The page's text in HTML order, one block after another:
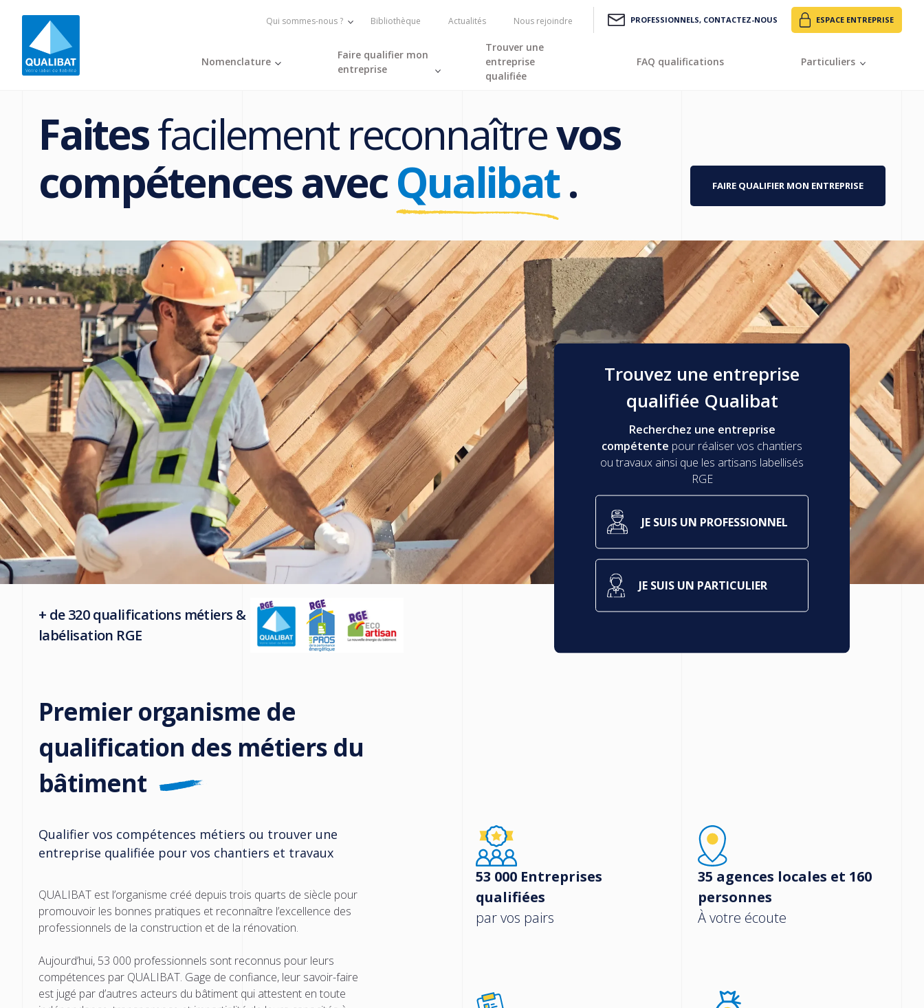
Qui sommes-nous ? Bibliothèque Actualités Nous rejoindre PROFESSIONNELS, CONTACTEZ-NOUS ESPACE ENTREPRISE
Nomenclature
Faire qualifier mon
entreprise
Trouver une
entreprise
qualifiée
FAQ qualifications Particuliers
Faitesfacilement reconnaîtrevos
compétences avecQualibat. FAIRE QUALIFIER MON ENTREPRISE
Trouvez une entreprise
qualifiée Qualibat
Recherchez une entreprise
compétente pour réaliser vos chantiers
ou travaux ainsi que les artisans labellisés
RGE
JE SUIS UN PROFESSIONNEL
JE SUIS UN PARTICULIER
+ de 320 qualifications métiers &
labélisation RGE
Premier organisme de
qualification des métiers du
bâtiment
Qualifier vos compétences métiers ou trouver une
entreprise qualifiée pour vos chantiers et travaux
QUALIBAT est l’organisme créé depuis trois quarts de siècle pour
promouvoir les bonnes pratiques et reconnaître l’excellence des
professionnels de la construction et de la rénovation.
Aujourd’hui, 53 000 professionnels sont reconnus pour leurs
compétences par QUALIBAT. Gage de confiance, leur savoir-faire
est jugé par d’autres acteurs du bâtiment qui attestent en toute
53 000 Entreprises
qualifiées
par vos pairs
35 agences locales et 160
personnes
À votre écoute